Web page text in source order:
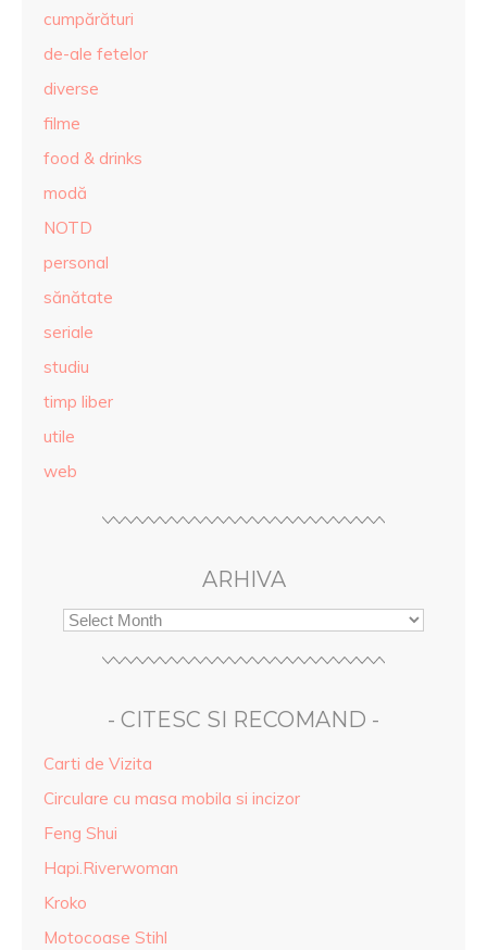
cumpărături
de-ale fetelor
diverse
filme
food & drinks
modă
NOTD
personal
sănătate
seriale
studiu
timp liber
utile
web
ARHIVA
- CITESC SI RECOMAND -
Carti de Vizita
Circulare cu masa mobila si incizor
Feng Shui
Hapi.Riverwoman
Kroko
Motocoase Stihl